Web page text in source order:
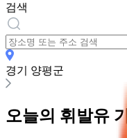
검색
경기 양평군
오늘의 휘발유